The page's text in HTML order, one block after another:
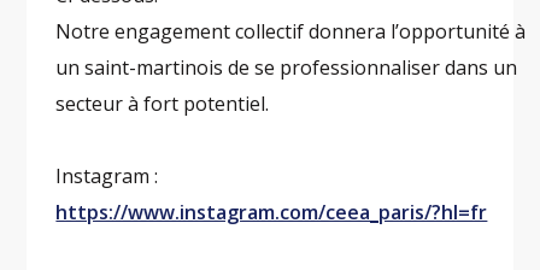
Notre engagement collectif donnera l’opportunité à
un saint-martinois de se professionnaliser dans un
secteur à fort potentiel.
Instagram :
https://www.instagram.com/ceea_paris/?hl=fr